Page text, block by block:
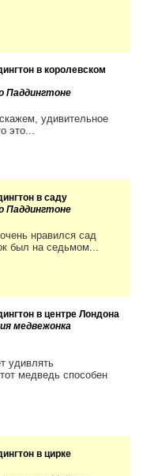
в королевском
Паддингтоне
удивительное
это...
в саду
Паддингтоне
нравился сад
был на седьмом...
в центре Лондона
медвежонка
удивлять
медведь способен
в цирке